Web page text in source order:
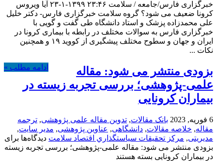
خبرگزاری فارس/جامعه / سلامت ۲۳:۴۶ ۱۳۹۹-۱-۲۳ آیا ویروس
کرونا ضعیف می شود؟ گروه سلامت خبرگزاری فارس- دکتر خلیل
علی محمدزاده پزشک و استاد دانشگاه طی گفت و گویی با
خبرگزاری فارس به سوالات مختلف در رابطه با بیماری کرونا در
ایران و جهان و سطوح مختلف پیشگیری از کووید ۱۹ و همچنین
نکات ...
ادامه مطلب »
بزودی منتشر می شود: مقاله
علمی-پژوهشی؛ بررسی تجربه زیسته در
بیماران کرونایی
6 فوریه, 2023 بانک مقالات, تدوین مقاله علمی پژوهشی, ترجمه
مقاله, خلاصه مقالات, دانشگاهی, عناوین پژوهشی, مدیر سایت,
مدیریتی, مركز تحقيقات سياستگذاري اقتصاد سلامت دیدگاه‌ها برای
بزودی منتشر می شود: مقاله علمی-پژوهشی؛ بررسی تجربه زیسته
در بیماران کرونایی بسته هستند